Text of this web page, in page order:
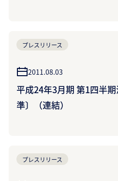
プレスリリース
2011.08.03
平成24年3月期 第1四半
準〕（連結）
プレスリリース